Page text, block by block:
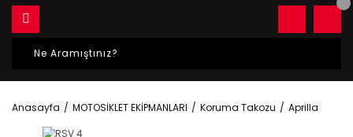
Anasayfa MOTOSİKLET EKİPMANLARI Koruma Takozu Aprilla